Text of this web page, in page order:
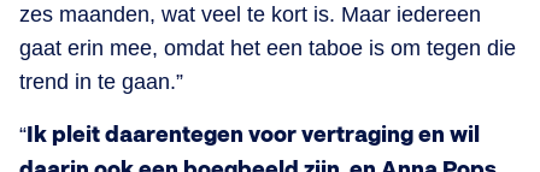
zes maanden, wat veel te kort is. Maar iedereen
gaat erin mee, omdat het een taboe is om tegen die
trend in te gaan.”
“Ik pleit daarentegen voor vertraging en wil